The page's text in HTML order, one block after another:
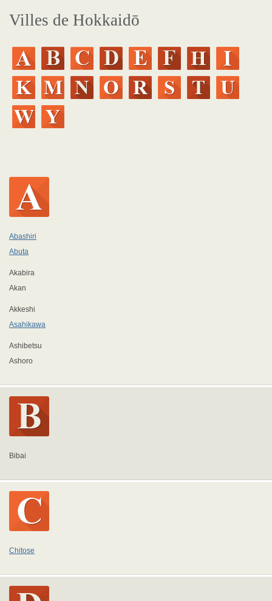
Villes de Hokkaidō
Abashiri
Abuta
Akabira
Akan
Akkeshi
Asahikawa
Ashibetsu
Ashoro
Bibai
Chitose